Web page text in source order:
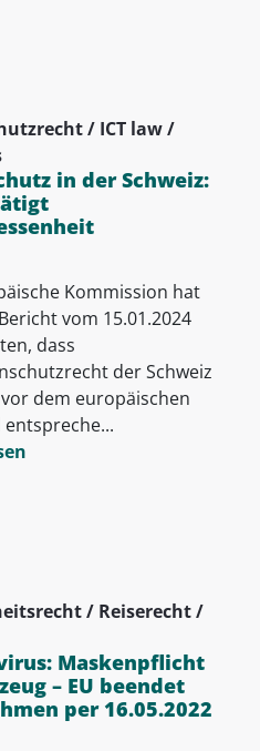
/ ICT law /
in der Schweiz:
Kommission hat
vom 15.01.2024
dass
der Schweiz
dem europäischen
/ Reiserecht /
Maskenpflicht
– EU beendet
per 16.05.2022